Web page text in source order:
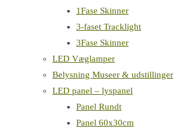
1Fase Skinner
3-faset Tracklight
3Fase Skinner
LED Væglamper
Belysning Museer & udstillinger
LED panel – lyspanel
Panel Rundt
Panel 60x30cm